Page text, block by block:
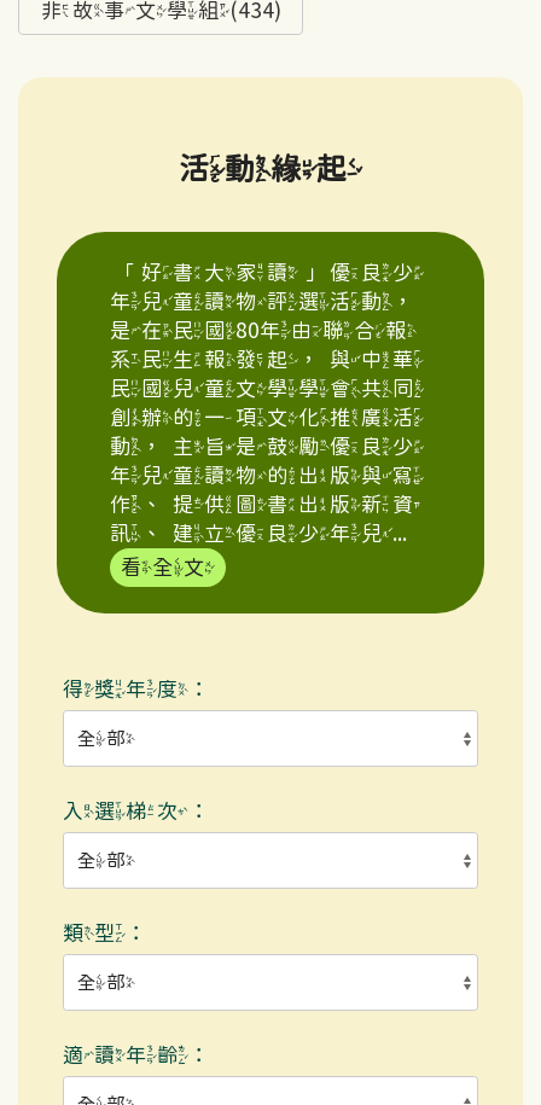
非故事文學組(434)
活動緣起
「好書大家讀」優良少
年兒童讀物評選活動，
是在民國80年由聯合報
系民生報發起，與中華
民國兒童文學學會共同
創辦的一項文化推廣活
動，主旨是鼓勵優良少
年兒童讀物的出版與寫
作、提供圖書出版新資
訊、建立優良少年兒...
看全文
得獎年度：
入選梯次：
類型：
適讀年齡：